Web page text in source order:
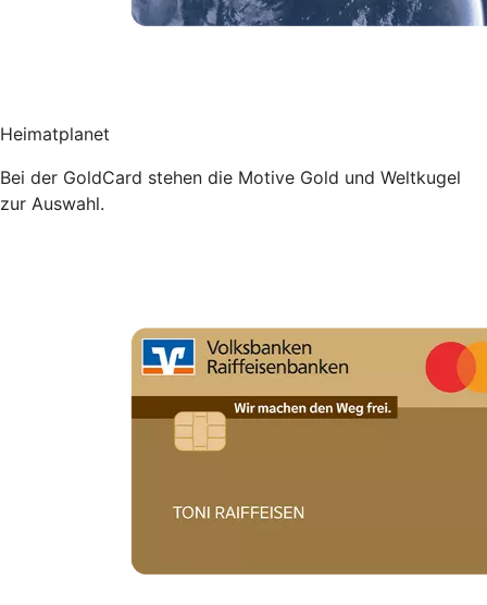
Heimatplanet
Bei der GoldCard stehen die Motive Gold und Weltkugel
zur Auswahl.